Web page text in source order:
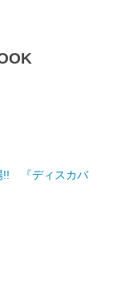
!! 『ディスカバ